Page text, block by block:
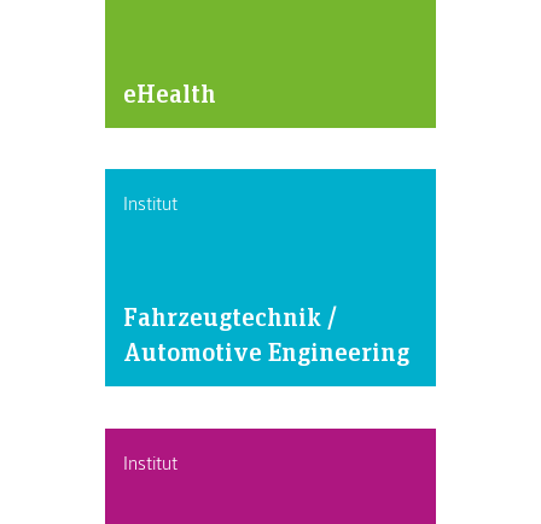
eHealth
Institut
Fahrzeugtechnik /
Automotive Engineering
Institut